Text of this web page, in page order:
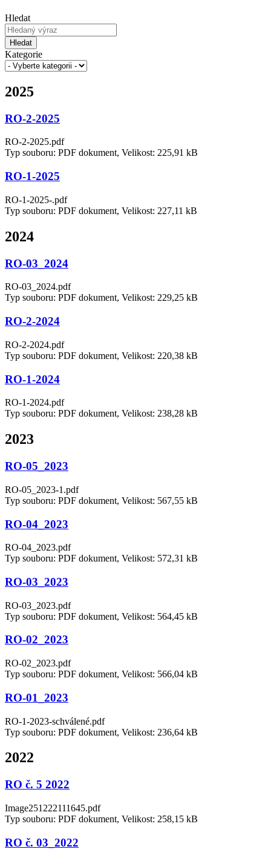
Hledat
Hledat
Kategorie
2025
RO-2-2025
RO-2-2025.pdf
Typ souboru: PDF dokument, Velikost: 225,91 kB
RO-1-2025
RO-1-2025-.pdf
Typ souboru: PDF dokument, Velikost: 227,11 kB
2024
RO-03_2024
RO-03_2024.pdf
Typ souboru: PDF dokument, Velikost: 229,25 kB
RO-2-2024
RO-2-2024.pdf
Typ souboru: PDF dokument, Velikost: 220,38 kB
RO-1-2024
RO-1-2024.pdf
Typ souboru: PDF dokument, Velikost: 238,28 kB
2023
RO-05_2023
RO-05_2023-1.pdf
Typ souboru: PDF dokument, Velikost: 567,55 kB
RO-04_2023
RO-04_2023.pdf
Typ souboru: PDF dokument, Velikost: 572,31 kB
RO-03_2023
RO-03_2023.pdf
Typ souboru: PDF dokument, Velikost: 564,45 kB
RO-02_2023
RO-02_2023.pdf
Typ souboru: PDF dokument, Velikost: 566,04 kB
RO-01_2023
RO-1-2023-schválené.pdf
Typ souboru: PDF dokument, Velikost: 236,64 kB
2022
RO č. 5 2022
Image251222111645.pdf
Typ souboru: PDF dokument, Velikost: 258,15 kB
RO č. 03_2022